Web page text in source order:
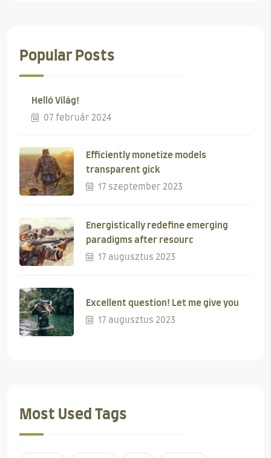
Popular Posts
Helló Világ!
07 február 2024
Efficiently monetize models
transparent gick
17 szeptember 2023
Energistically redefine emerging
paradigms after resourc
17 augusztus 2023
Excellent question! Let me give you
17 augusztus 2023
Most Used Tags